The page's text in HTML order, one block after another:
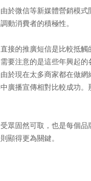
微信等新媒體營銷模式
動消費者的積極性。
的推廣短信是比較抵觸
要注意的是這些年興起
於現在太多商家都在做
廣播宣傳相對比較成功
固然可取，也是每個品
顯得更為關鍵。